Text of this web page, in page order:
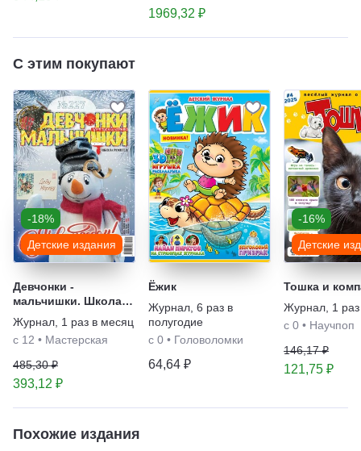
по рукоделию
1969,32 ₽
С этим покупают
-18%
Детские издания
Девчонки -
мальчишки. Школа
ремёсел
Журнал 1 раз в месяц
с 12 • Мастерская
485,30 ₽
393,12 ₽
Ёжик
Журнал 6 раз в
полугодие
с 0 • Головоломки
64,64 ₽
-16%
Детские
Тошка и
Журнал 1
с 0 • Научпоп
146,17 ₽
121,75 ₽
Похожие издания